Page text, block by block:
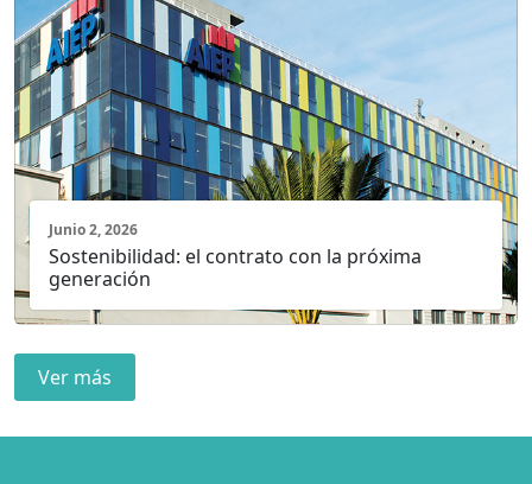
Junio 2, 2026
Sostenibilidad: el contrato con la próxima
generación
Ver más